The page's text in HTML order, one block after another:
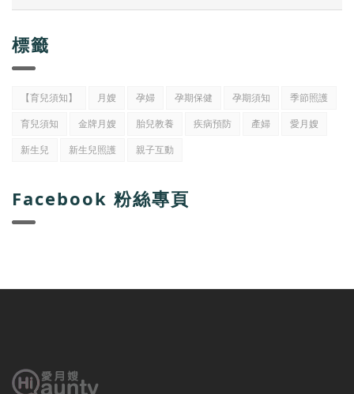
標籤
【育兒須知】 月嫂 孕婦 孕期保健 孕期須知
季節照護
育兒須知
金牌月嫂 胎兒教養 疾病預防 產婦
愛月嫂
新生兒
新生兒照護 親子互動
Facebook 粉絲專頁